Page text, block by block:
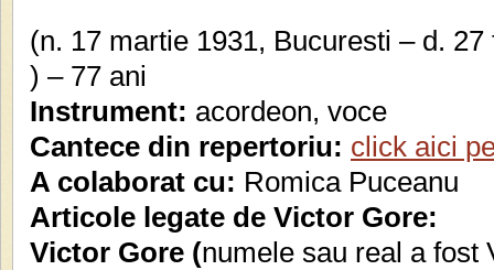
(n. 17 martie 1931, Bucuresti – d.
) – 77 ani
Instrument: acordeon, voce
Cantece din repertoriu: click aici
A colaborat cu: Romica Puceanu
Articole legate de Victor Gore:
Victor Gore (numele sau real a fost